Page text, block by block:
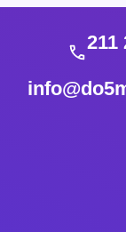
211